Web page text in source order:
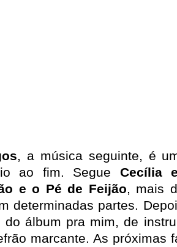
, a música seguinte, é
ao fim. Segue Cecília
e o Pé de Feijão, mais
determinadas partes.
do álbum pra mim, de
marcante. As próximas